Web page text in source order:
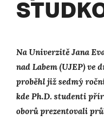
Na Univerzitě Jana
nad Labem (UJEP) ve
proběhl již sedmý
kde Ph.D. studenti
oborů prezentovali